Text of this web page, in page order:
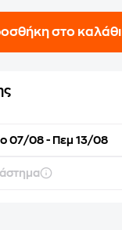
στο καλάθι
07/08 - Πεμ 13/08